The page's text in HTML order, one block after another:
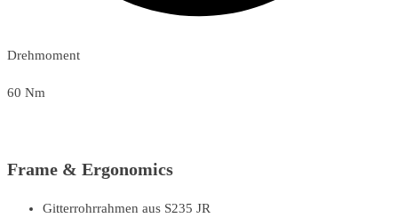
Drehmoment
60 Nm
Frame & Ergonomics
Gitterrohrrahmen aus S235 JR